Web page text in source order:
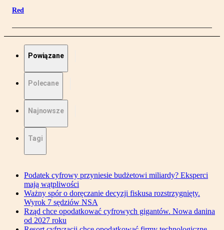
Red
Powiązane
Polecane
Najnowsze
Tagi
Podatek cyfrowy przyniesie budżetowi miliardy? Eksperci
mają wątpliwości
Ważny spór o doręczanie decyzji fiskusa rozstrzygnięty.
Wyrok 7 sędziów NSA
Rząd chce opodatkować cyfrowych gigantów. Nowa danina
od 2027 roku